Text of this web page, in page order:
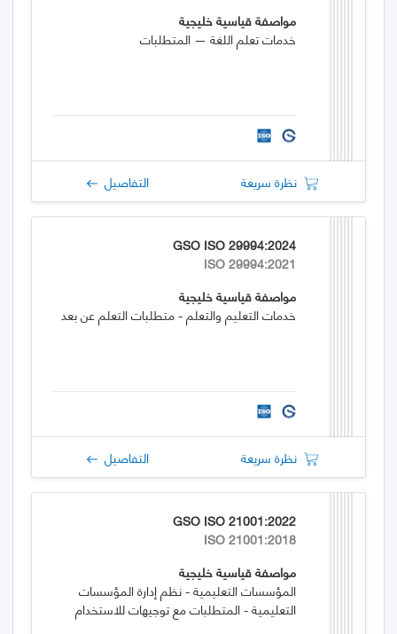
مواصفة قياسية خليجية
خدمات تعلم اللغة — المتطلبات
نظرة سريعة التفاصيل
GSO ISO 29994:2024
ISO 29994:2021
مواصفة قياسية خليجية
خدمات التعليم والتعلم - متطلبات التعلم عن بعد
نظرة سريعة التفاصيل
GSO ISO 21001:2022
ISO 21001:2018
مواصفة قياسية خليجية
المؤسسات التعليمية - نظم إدارة المؤسسات
التعليمية - المتطلبات مع توجيهات للاستخدام